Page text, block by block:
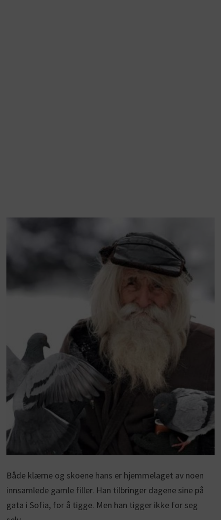
Både klærne og skoene hans er hjemmelaget av noen
innsamlede gamle filler. Han tilbringer dagene sine på
gata i Sofia, for å tigge. Men han tigger ikke for seg